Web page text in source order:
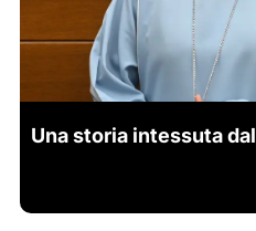
Una storia intessuta